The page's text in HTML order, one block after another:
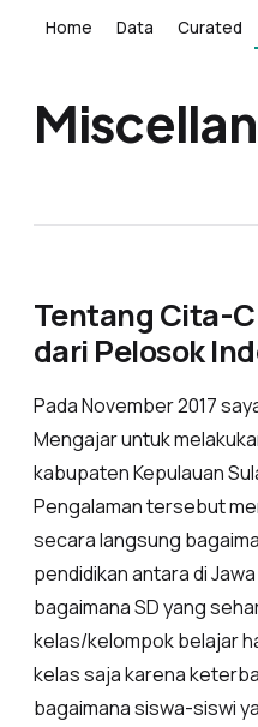
Home Data Curated
Tentang Cita-
dari Pelosok
Pada November 2017
Mengajar untuk
kabupaten Kepulauan
Pengalaman tersebut
secara langsung
pendidikan antara di
bagaimana SD yang
kelas/kelompok belajar
kelas saja karena
bagaimana siswa-siswi